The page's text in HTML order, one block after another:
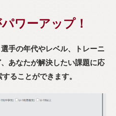
ワーアップ！
手の年代やレベル、トレーニ
あなたが解決したい課題に応
ることができます。